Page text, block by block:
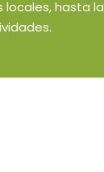
locales, hasta la